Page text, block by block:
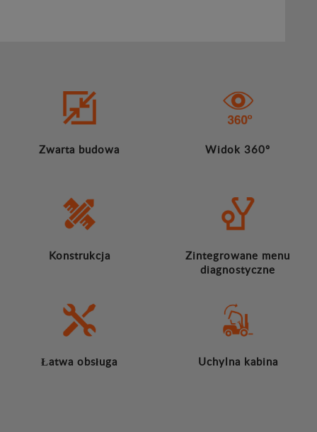
Zwarta budowa Widok 360º
Konstrukcja
Zintegrowane menu
diagnostyczne
Łatwa obsługa Uchylna kabina